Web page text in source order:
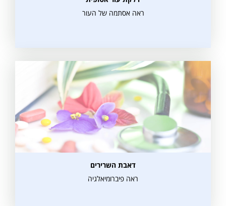
ראה אסתמה של העור
דאבת השרירים
ראה פיברומיאלגיה